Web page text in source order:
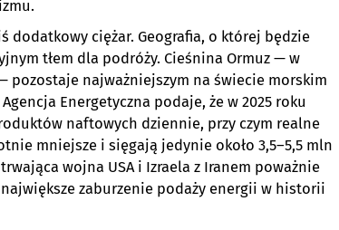
dodatkowy ciężar. Geografia, o której będzie
tłem dla podróży. Cieśnina Ormuz — w
pozostaje najważniejszym na świecie morskim
Energetyczna podaje, że w 2025 roku
naftowych dziennie, przy czym realne
mniejsze i sięgają jedynie około 3,5–5,5 mln
wojna USA i Izraela z Iranem poważnie
największe zaburzenie podaży energii w historii